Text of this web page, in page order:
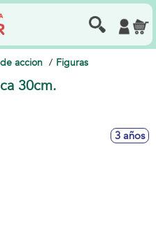
accion Figuras
30cm.
3 años